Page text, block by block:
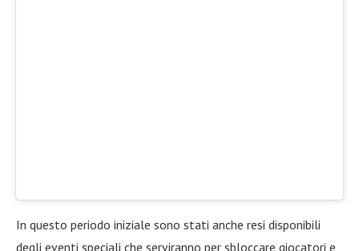
In questo periodo iniziale sono stati anche resi disponibili
degli eventi speciali che serviranno per sbloccare giocatori e